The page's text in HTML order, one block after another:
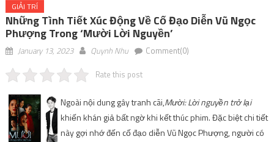
GIẢI TRÍ
Những Tình Tiết Xúc Động Về Cố Đạo Diễn Vũ Ngọc
Phượng Trong ‘Mười Lời Nguyền’
January 13, 2023 Quynh Nhu Comment(0)
Rate this post
Ngoài nội dung gây tranh cãi,Mười: Lời nguyền trở lại
khiến khán giả bất ngờ khi kết thúc phim. Đặc biệt chi tiết
này gợi nhớ đến cố đạo diễn Vũ Ngọc Phượng, người có